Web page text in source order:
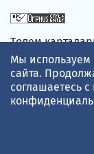
Төлем
Мы
сайта.
соглашаетесь